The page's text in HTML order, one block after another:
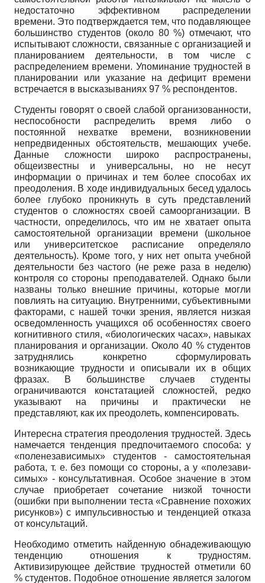
недостаточно эффективном распределении
времени. Это подтверждается тем, что подавляющее
большинство студентов (около 80 %) отмечают, что
испытывают сложности, связанные с организацией и
планированием деятельности, в том числе с
распределением времени. Упоминание трудностей в
планировании или указание на дефицит времени
встречается в высказываниях 97 % респондентов.
Студенты говорят о своей слабой организованности,
неспособности распределить время либо о
постоянной нехватке времени, возникновении
непредвиденных обстоятельств, мешающих учебе.
Данные сложности широко распространены,
общеизвестны и универсальны, но не несут
информации о причинах и тем более способах их
преодоления. В ходе индивидуальных бесед удалось
более глубоко проникнуть в суть представлений
студентов о сложностях своей самоорганизации. В
частности, определилось, что им не хватает опыта
самостоятельной организации времени (школьное
или университетское расписание определяло
деятельность). Кроме того, у них нет опыта учебной
деятельности без частого (не реже раза в неделю)
контроля со стороны преподавателей. Однако были
названы только внешние причины, которые могли
повлиять на ситуацию. Внутренними, субъективными
факторами, с нашей точки зрения, является низкая
осведомленность учащихся об особенностях своего
когнитивного стиля, «биологических часах», навыках
планирования и организации. Около 40 % студентов
затруднялись конкретно сформулировать
возникающие трудности и описывали их в общих
фразах. В большинстве случаев студенты
ограничиваются констатацией сложностей, редко
указывают на причины и практически не
представляют, как их преодолеть, компенсировать.
Интересна стратегия преодоления трудностей. Здесь
намечается тенденция предпочитаемого способа: у
«поленезависи­мых» студентов - самостоятельная
работа, т. е. без помощи со стороны, а у «полезави­
симых» - консультативная. Особое значение в этом
случае приобретает сочетание низкой точности
(ошибки при выполнении теста «Сравнение похожих
рисунков») с импульсивностью и тенденцией отказа
от консультаций.
Необходимо отметить найденную обнадеживающую
тенденцию отношения к трудностям.
Активизирующее действие трудностей отметили 60
% студентов. Подобное отношение является залогом